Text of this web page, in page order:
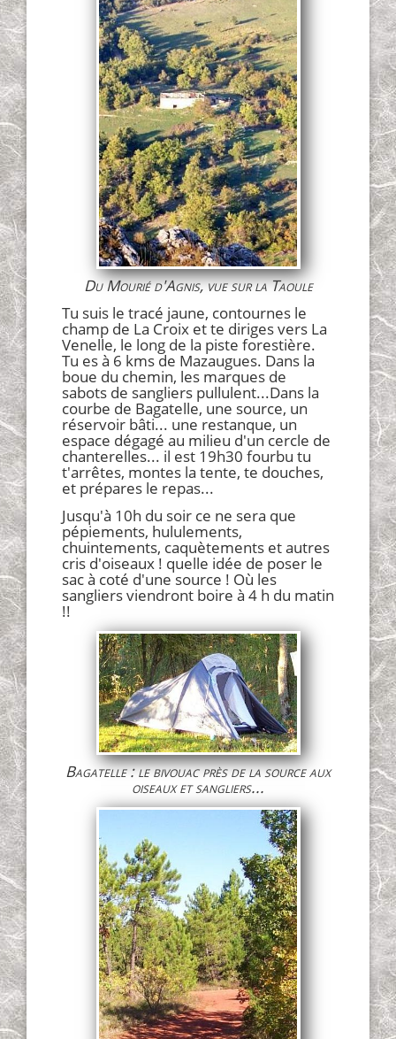
Du Mourié d'Agnis, vue sur la Taoule
Tu suis le tracé jaune, contournes le
champ de La Croix et te diriges vers La
Venelle, le long de la piste forestière.
Tu es à 6 kms de Mazaugues. Dans la
boue du chemin, les marques de
sabots de sangliers pullulent...Dans la
courbe de Bagatelle, une source, un
réservoir bâti... une restanque, un
espace dégagé au milieu d'un cercle de
chanterelles... il est 19h30 fourbu tu
t'arrêtes, montes la tente, te douches,
et prépares le repas...
Jusqu'à 10h du soir ce ne sera que
pépiements, hululements,
chuintements, caquètements et autres
cris d'oiseaux ! quelle idée de poser le
sac à coté d'une source ! Où les
sangliers viendront boire à 4 h du matin
!!
Bagatelle : le bivouac près de la source aux
oiseaux et sangliers...